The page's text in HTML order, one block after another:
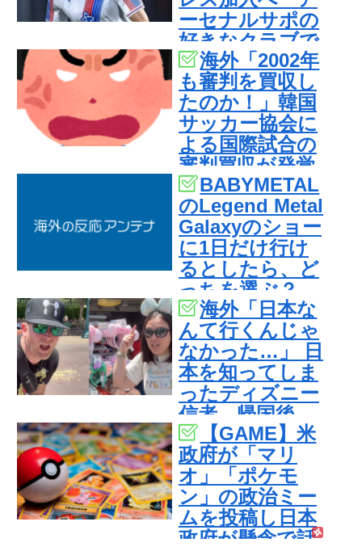
ーセナルサポの
好きなクラブで
良かった」
海外「2002年
も審判を買収し
たのか！」韓国
サッカー協会に
よる国際試合の
審判買収が発覚
し大騒ぎ！【海
外の反応】
BABYMETAL
のLegend Metal
Galaxyのショー
に1日だけ行け
るとしたら、ど
っちを選ぶ？
【海外の反応】
海外「日本な
んて行くんじゃ
なかった…」 日
本を知ってしま
ったディズニー
信者、帰国後
『本家』に失望
する事態に
【GAME】米
政府が「マリ
オ」「ポケモ
ン」の政治ミー
ムを投稿し日本
政府が懸念で話